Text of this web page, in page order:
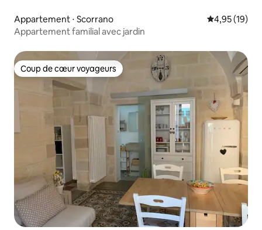
Appartement ⋅ Scorrano Évaluation
4,95 (19)
Appartement familial avec jardin
Coup de cœur voyageurs
Coup de cœur voyageurs